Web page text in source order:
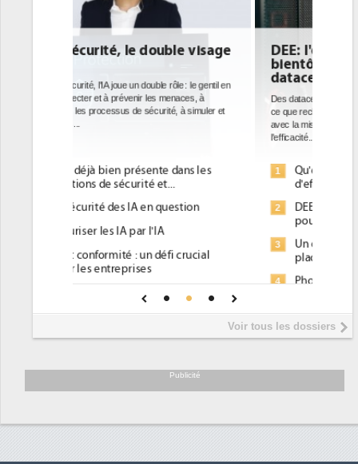
DEE: l'efficacité énergétique
bientôt une obligation pour les
datacenters
Des datacenters plus durables et plus efficaces, c'est
ce que recherchent les pouvoirs publics européens
avec la mise en oeuvre de la nouvelle Directive sur
1
Qu'est-ce que la DEE (directive
d'efficacité énergétique) ?
2
DEE, une pression administrative
Un outillage et des services déjà en
place pour répondre à...
Phocea DC dans les cordes pour la
Interview de Fabrice Coquio,
président de Digital Realty...
soutient les...
Voir tous les dossiers
Publicité